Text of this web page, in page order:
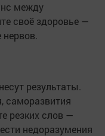
между
своё здоровье —
результаты.
саморазвития
резких слов —
недоразумения